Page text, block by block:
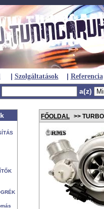
| Szolgáltatások | Referencia
a(z)
FŐOLDAL >>